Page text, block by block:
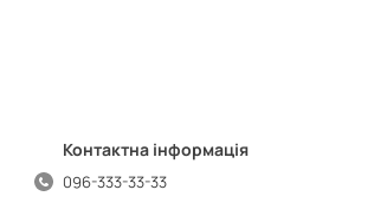
Контактна інформація
096-333-33-33